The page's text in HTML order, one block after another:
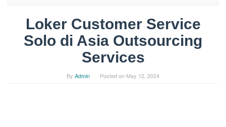
Loker Customer Service
Solo di Asia Outsourcing
Services
By Admin Posted on May 12, 2024